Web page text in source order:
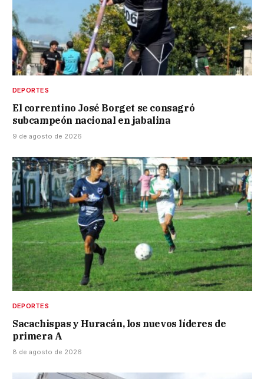
DEPORTES
El correntino José Borget se consagró
subcampeón nacional en jabalina
9 de agosto de 2026
DEPORTES
Sacachispas y Huracán, los nuevos líderes de
primera A
8 de agosto de 2026